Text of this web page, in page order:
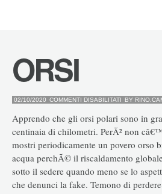
ORSI
02/10/2020 COMMENTI DISABILITATI SU
BY
Apprendo che gli orsi polari sono in
centinaia di chilometri. PerÃ² non
mostri periodicamente un povero orso
acqua perchÃ© il riscaldamento
sotto il sedere quando meno se lo
che denunci la fake. Temono di